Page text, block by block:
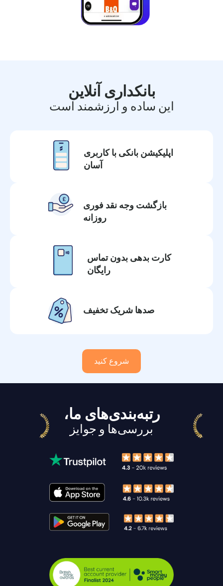
بانکداری آنلاین
این ساده و ارزشمند است
اپلیکیشن بانکی با کاربری
آسان
بازگشت وجه نقد فوری
روزانه
کارت بدهی بدون تماس
رایگان
صدها شریک تخفیف
شروع کنید
رتبه‌بندی‌های ما،
بررسی‌ها و جوایز